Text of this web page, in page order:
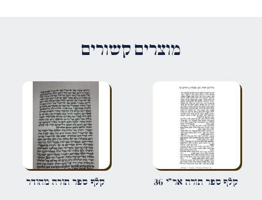
הביקורת שלך*
שם*
מוצרים קשורים
קלף ספר תורה אר"י 36 קלף ספר תורה מהודר